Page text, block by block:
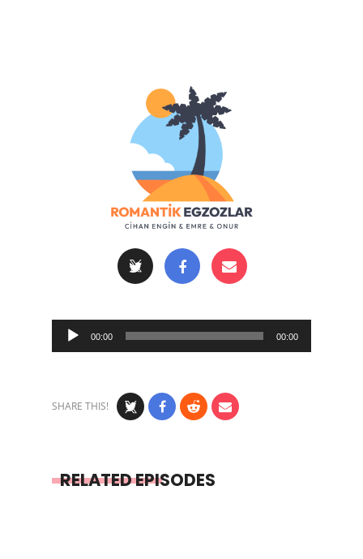
Audio
Player
00:00 00:00
SHARE THIS!
RELATED EPISODES